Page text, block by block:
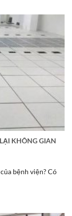
KHÔNG GIAN
bệnh viện? Có